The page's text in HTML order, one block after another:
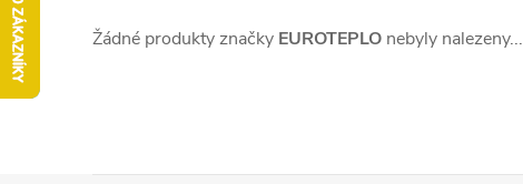
Žádné produkty značky EUROTEPLO nebyly nalezeny...